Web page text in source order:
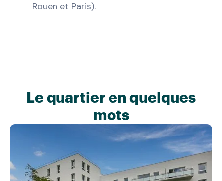
Rouen et Paris).
Le quartier en quelques
mots